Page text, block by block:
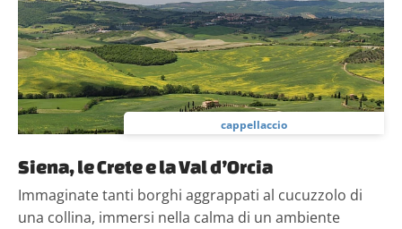
cappellaccio
Siena, le Crete e la Val d’Orcia
Immaginate tanti borghi aggrappati al cucuzzolo di
una collina, immersi nella calma di un ambiente